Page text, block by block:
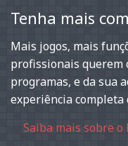
Tenha mais
Mais jogos, mais
profissionais querem
programas, e da sua
experiência completa
Saiba mais sobre o